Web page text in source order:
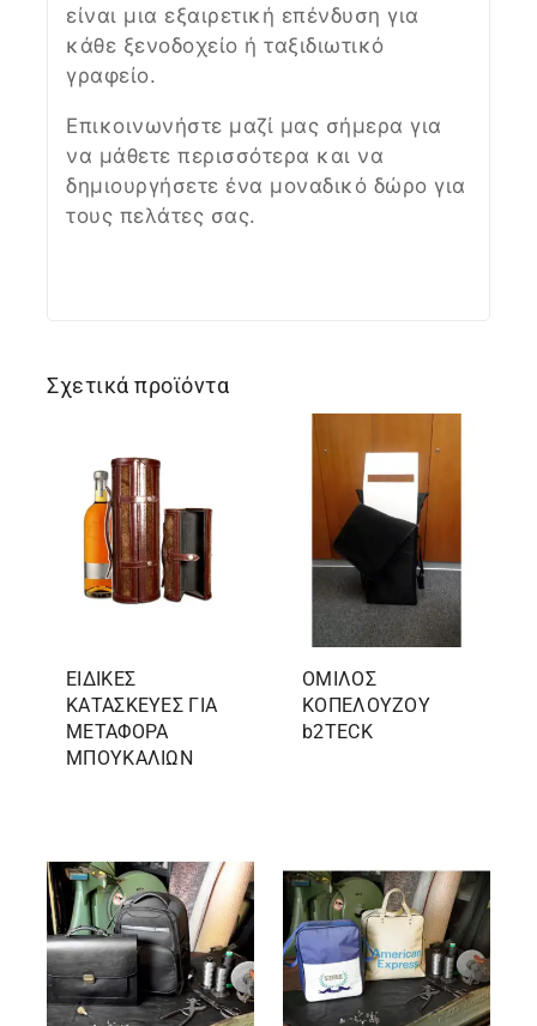
είναι μια εξαιρετική επένδυση για
κάθε ξενοδοχείο ή ταξιδιωτικό
γραφείο.
Επικοινωνήστε μαζί μας σήμερα για
να μάθετε περισσότερα και να
δημιουργήσετε ένα μοναδικό δώρο για
τους πελάτες σας.
Σχετικά προϊόντα
ΕΙΔΙΚΕΣ
ΚΑΤΑΣΚΕΥΕΣ ΓΙΑ
ΜΕΤΑΦΟΡΑ
ΜΠΟΥΚΑΛΙΩΝ
ΟΜΙΛΟΣ
ΚΟΠΕΛΟΥΖΟΥ
b2TECK